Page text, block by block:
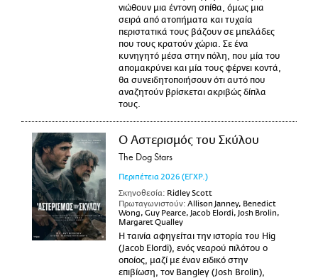
νιώθουν μια έντονη σπίθα, όμως μια
σειρά από ατοπήματα και τυχαία
περιστατικά τους βάζουν σε μπελάδες
που τους κρατούν χώρια. Σε ένα
κυνηγητό μέσα στην πόλη, που μία του
απομακρύνει και μία τους φέρνει κοντά,
θα συνειδητοποιήσουν ότι αυτό που
αναζητούν βρίσκεται ακριβώς δίπλα
τους.
Ο Αστερισμός του Σκύλου
The Dog Stars
Περιπέτεια 2026 (ΕΓΧΡ.)
Σκηνοθεσία: Ridley Scott
Πρωταγωνιστούν: Allison Janney, Benedict
Wong, Guy Pearce, Jacob Elordi, Josh Brolin,
Margaret Qualley
Η ταινία αφηγείται την ιστορία του Hig
(Jacob Elordi), ενός νεαρού πιλότου ο
οποίος, μαζί με έναν ειδικό στην
επιβίωση, τον Bangley (Josh Brolin),